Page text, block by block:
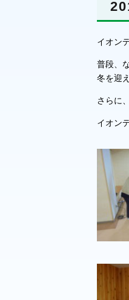
イオン
普段、
冬を迎
さらに
イオン